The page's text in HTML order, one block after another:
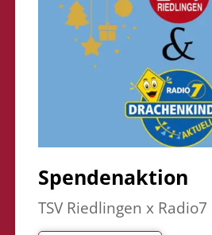
Spendenaktion
TSV Riedlingen x